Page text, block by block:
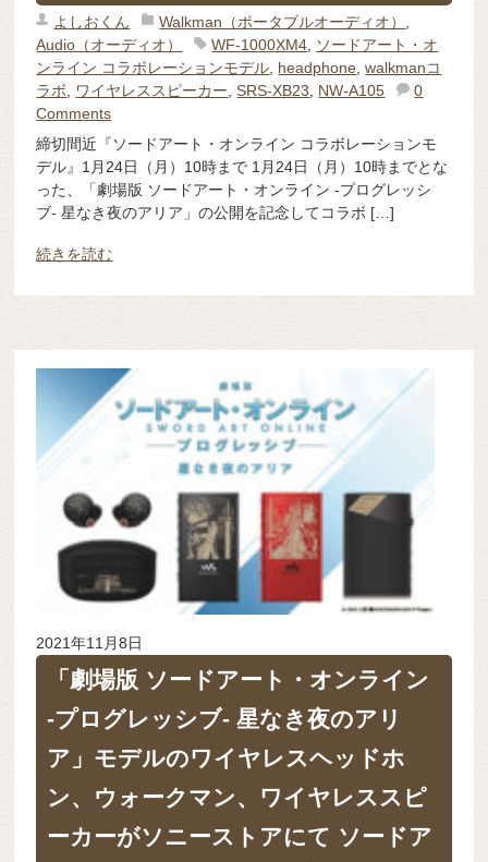
よしおくん Walkman（ポータブルオーディオ）
Audio（オーディオ）
WF-1000XM4
ソードアート・オ
ンライン コラボレーションモデル headphone ,walkmanコ
ラボ
ワイヤレススピーカー ,SRS-XB23 NW-A105
0
Comments
締切間近『ソードアート・オンライン コラボレーションモ
デル』1月24日（月）10時まで 1月24日（月）10時までとな
った、「劇場版 ソードアート・オンライン -プログレッシ
ブ- 星なき夜のアリア」の公開を記念してコラボ […]
続きを読む
2021年11月8日
「劇場版 ソードアート・オンライン
-プログレッシブ- 星なき夜のアリ
ア」モデルのワイヤレスヘッドホ
ン、ウォークマン、ワイヤレススピ
ーカーがソニーストアにて ソードア